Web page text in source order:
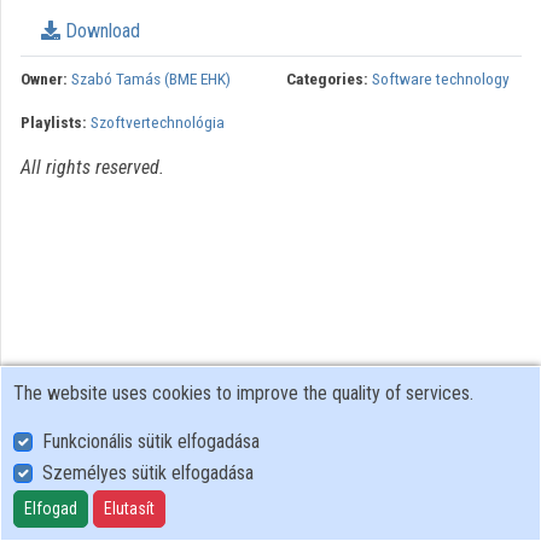
Organization playlists
Organizations
Contributors
Download
Owner: Szabó Tamás (BME EHK) Categories: Software technology
Playlists: Szoftvertechnológia
All rights reserved.
User Policy
Adatkezelési tájékoztató (en)
Cookie Policy
The website uses cookies to improve the quality of services.
Funkcionális sütik elfogadása
Személyes sütik elfogadása
Elfogad Elutasít